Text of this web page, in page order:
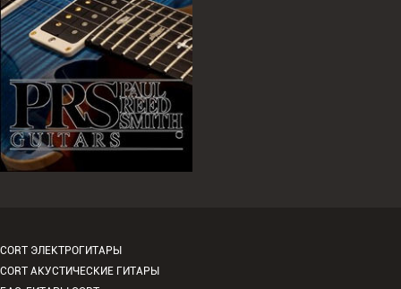
CORT ЭЛЕКТРОГИТАРЫ
CORT АКУСТИЧЕСКИЕ ГИТАРЫ